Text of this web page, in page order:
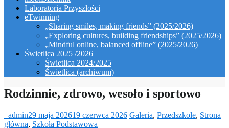
Laboratoria Przyszłości
eTwinning
„Sharing smiles, making friends” (2025/2026)
„Exploring cultures, building friendships” (2025/2026)
„Mindful online, balanced offline” (2025/2026)
Świetlica 2025 /2026
Świetlica 2024/2025
Świetlica (archiwum)
Rodzinnie, zdrowo, wesoło i sportowo
_admin29 maja 202619 czerwca 2026 Galeria, Przedszkole, Strona
główna, Szkoła Podstawowa